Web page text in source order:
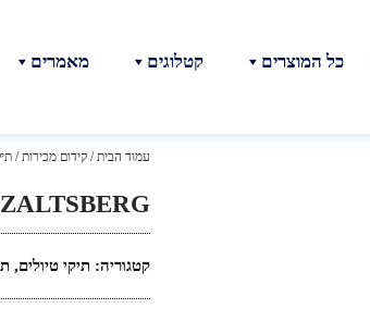
כל המוצרים קטלוגים מאמרים
עמוד הבית/ קידום מכירות/
ZALTSBERG – תיק טיולים איכותי מבית SWISS
קטגוריה: תיקי טיולים,